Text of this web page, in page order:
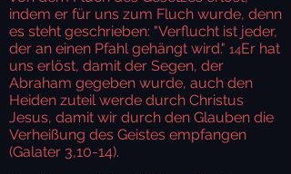
indem er für uns zum Fluch wurde, denn
es steht geschrieben: "Verflucht ist jeder,
der an einen Pfahl gehängt wird." 14Er hat
uns erlöst, damit der Segen, der
Abraham gegeben wurde, auch den
Heiden zuteil werde durch Christus
Jesus, damit wir durch den Glauben die
Verheißung des Geistes empfangen
(Galater 3,10-14).